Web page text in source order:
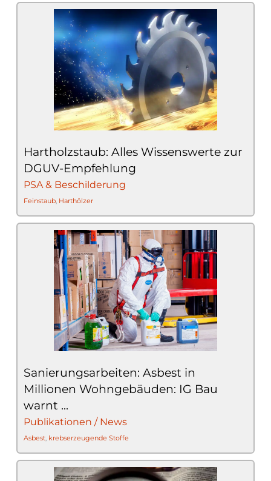
Hartholzstaub: Alles Wissenswerte zur
DGUV-Empfehlung
PSA & Beschilderung
Feinstaub, Harthölzer
Sanierungsarbeiten: Asbest in
Millionen Wohngebäuden: IG Bau
warnt ...
Publikationen / News
Asbest, krebserzeugende Stoffe